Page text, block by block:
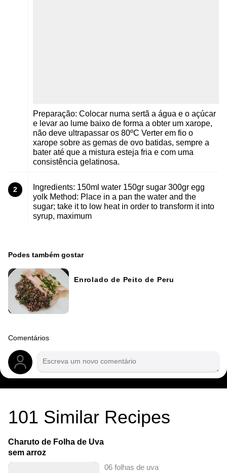
Preparação: Colocar numa sertã a água e o açúcar
e levar ao lume baixo de forma a obter um xarope,
não deve ultrapassar os 80ºC Verter em fio o
xarope sobre as gemas de ovo batidas, sempre a
bater até que a mistura esteja fria e com uma
consistência gelatinosa.
2
Ingredients: 150ml water 150gr sugar 300gr egg
yolk Method: Place in a pan the water and the
sugar; take it to low heat in order to transform it into
syrup, maximum
Podes também gostar
Enrolado de Peito de Peru
Comentários
101 Similar Recipes
Charuto de Folha de Uva
sem arroz
06 folhas de uva